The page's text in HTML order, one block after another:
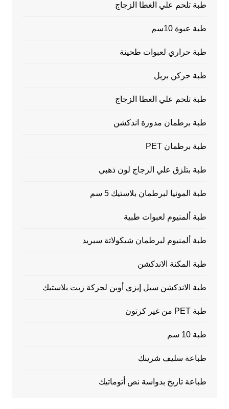
طبة تلحم علي الغطا الزجاج
طبة عبوة 10سم
طبة حراري لعبوات طحينة
طبة جركن بريل
طبة تلحم علي الغطا الزجاج
طبة برطمان مدورة اندكشن
طبة برطمان PET
طبة بتلزق علي الزجاج لون ذهبي
طبة المونيا لبرطمان بلاستيك 5 سم
طبة ألمنيوم لعبوات طبية
طبة ألمنيوم لبرطمان شيكولاتة سبريد
طبة المكنة الاندكشن
طبة الاندكشن سيل إيزي أوبن لجركة زيت بلاستيك
طبة PET من غير كرتون
طبة 10 سم
طباعة سليف شرينك
طباعة تاريخ بدواسة نص أتوماتيك